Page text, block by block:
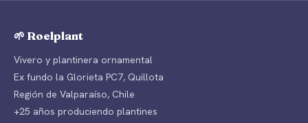
🌱 Roelplant
Vivero y plantinera ornamental
Ex fundo la Glorieta PC7, Quillota
Región de Valparaíso, Chile
+25 años produciendo plantines